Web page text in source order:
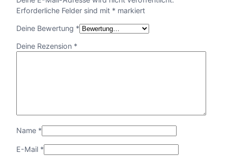
Erforderliche Felder sind mit * markiert
Deine Bewertung *
Deine Rezension *
Name *
E-Mail *